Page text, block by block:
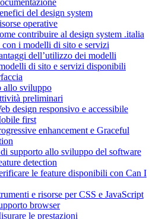
del design system
operative
contribuire al design system .italia
con i modelli di sito e servizi
dell’utilizzo dei modelli
di sito e servizi disponibili
allo sviluppo
preliminari
design responsivo e accessibile
first
enhancement e Graceful
supporto allo sviluppo del software
detection
le feature disponibili con Can I
e risorse per CSS e JavaScript
browser
le prestazioni